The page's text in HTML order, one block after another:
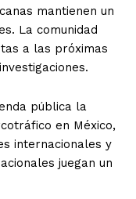
mantienen un
La comunidad
a las próximas
pública la
en México,
internacionales y
juegan un